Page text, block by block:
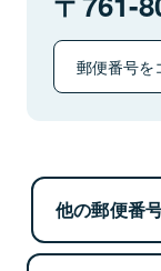
郵便番号を
他の郵便番